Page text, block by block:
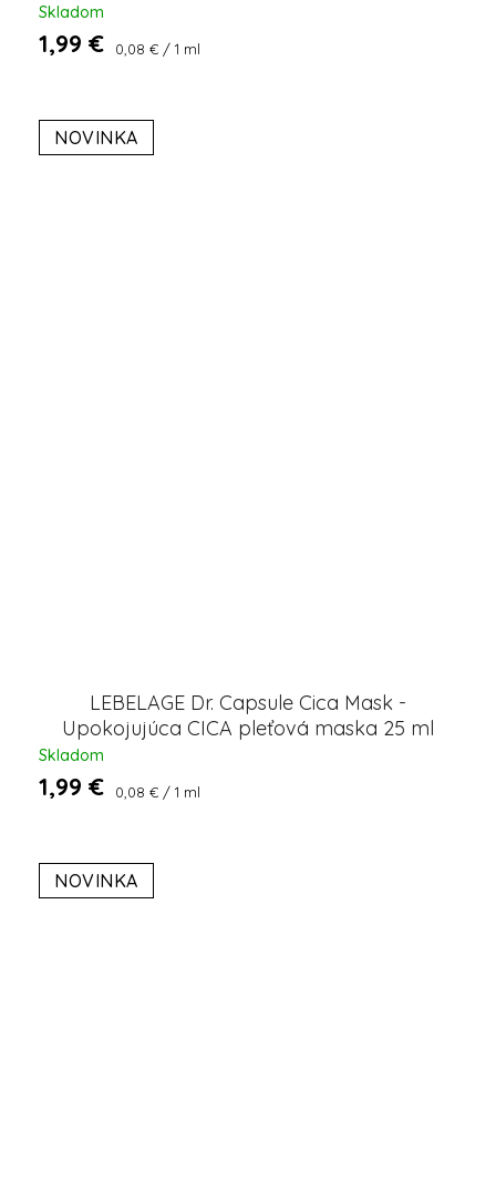
Skladom
1,99 €
Jednotková
0,08 € / 1 ml
NOVINKA
LEBELAGE Dr. Capsule Cica Mask -
Upokojujúca CICA pleťová maska ​​25 ml
Skladom
1,99 €
Jednotková
0,08 € / 1 ml
NOVINKA